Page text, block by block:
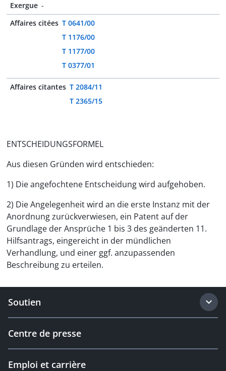
Exergue -
Affaires citées T 0641/00
T 1176/00
T 1177/00
T 0377/01
Affaires citantes T 2084/11
T 2365/15
ENTSCHEIDUNGSFORMEL
Aus diesen Gründen wird entschieden:
1) Die angefochtene Entscheidung wird aufgehoben.
2) Die Angelegenheit wird an die erste Instanz mit der
Anordnung zurückverwiesen, ein Patent auf der
Grundlage der Ansprüche 1 bis 3 des geänderten 11.
Hilfsantrags, eingereicht in der mündlichen
Verhandlung, und einer ggf. anzupassenden
Beschreibung zu erteilen.
Soutien
Centre de presse
Emploi et carrière